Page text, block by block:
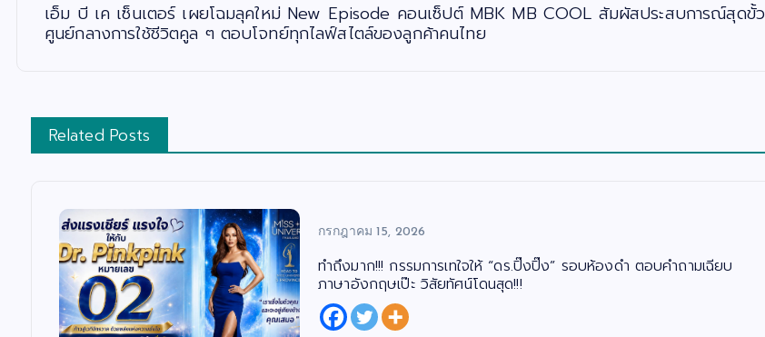
เอ็ม บี เค เซ็นเตอร์ เผยโฉมลุคใหม่ New Episode คอนเซ็ปต์ MBK MB COOL สัมผัสประสบการณ์สุดขั้ว
ศูนย์กลางการใช้ชีวิตคูล ๆ ตอบโจทย์ทุกไลฟ์สไตล์ของลูกค้าคนไทย
Related Posts
กรกฎาคม 15, 2026
ทำถึงมาก!!! กรรมการเทใจให้ “ดร.ปิ๊งปิ๊ง” รอบห้องดำ ตอบคำถามเฉียบ
ภาษาอังกฤษเป๊ะ วิสัยทัศน์โดนสุด!!!